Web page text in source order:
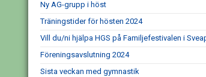
Ny AG-grupp i höst
Träningstider för hösten 2024
Vill du/ni hjälpa HGS på Familjefestivalen i
Föreningsavslutning 2024
Sista veckan med gymnastik